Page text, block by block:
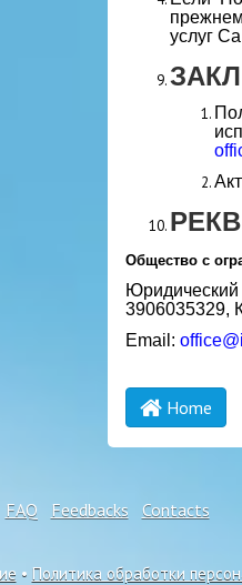
услуг
Общество с
Юридический
3906035329,
Email:
Home
FAQ Feedbacks Contacts
• Политика обработки